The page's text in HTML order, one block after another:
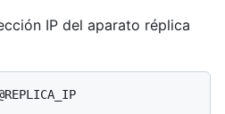
IP del aparato réplica